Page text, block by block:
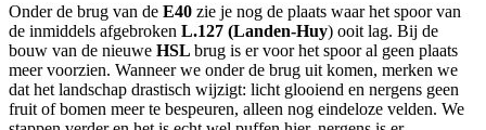
Onder de brug van de E40 zie je nog de plaats waar het spoor van
de inmiddels afgebroken L.127 (Landen-Huy) ooit lag. Bij de
bouw van de nieuwe HSL brug is er voor het spoor al geen plaats
meer voorzien. Wanneer we onder de brug uit komen, merken we
dat het landschap drastisch wijzigt: licht glooiend en nergens geen
fruit of bomen meer te bespeuren, alleen nog eindeloze velden. We